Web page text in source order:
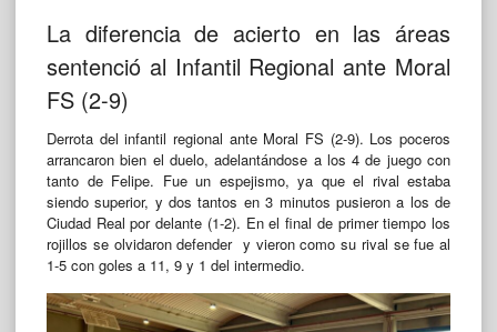
La diferencia de acierto en las áreas
sentenció al Infantil Regional ante Moral
FS (2-9)
Derrota del infantil regional ante Moral FS (2-9). Los poceros
arrancaron bien el duelo, adelantándose a los 4 de juego con
tanto de Felipe. Fue un espejismo, ya que el rival estaba
siendo superior, y dos tantos en 3 minutos pusieron a los de
Ciudad Real por delante (1-2). En el final de primer tiempo los
rojillos se olvidaron defender y vieron como su rival se fue al
1-5 con goles a 11, 9 y 1 del intermedio.